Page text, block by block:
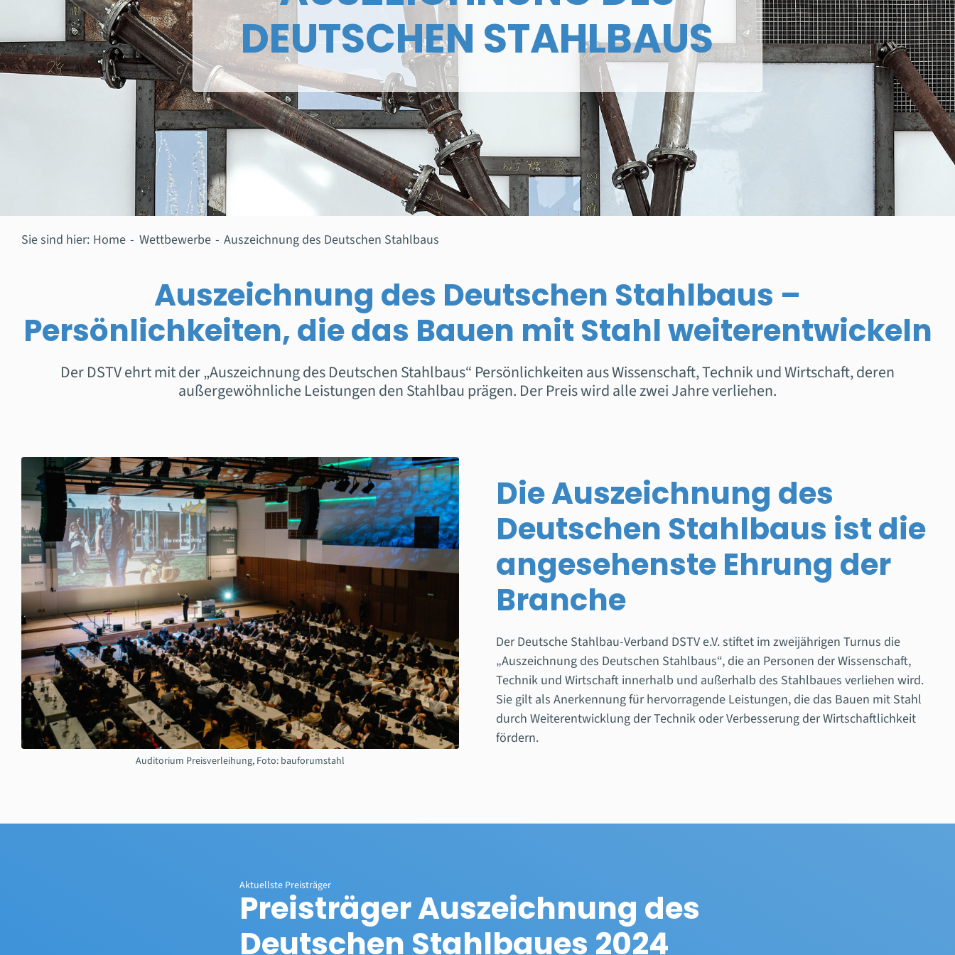
DEUTSCHEN STAHLBAUS
Sie sind hier: Home Wettbewerbe Auszeichnung des Deutschen Stahlbaus
Auszeichnung des Deutschen Stahlbaus –
Persönlichkeiten, die das Bauen mit Stahl weiterentwickeln
Der DSTV ehrt mit der „Auszeichnung des Deutschen Stahlbaus“ Persönlichkeiten aus Wissenschaft, Technik und Wirtschaft, deren
außergewöhnliche Leistungen den Stahlbau prägen. Der Preis wird alle zwei Jahre verliehen.
Auditorium Preisverleihung, Foto: bauforumstahl
Die Auszeichnung des
Deutschen Stahlbaus ist die
angesehenste Ehrung der
Branche
Der Deutsche Stahlbau-Verband DSTV e.V. stiftet im zweijährigen Turnus die
„Auszeichnung des Deutschen Stahlbaus“, die an Personen der Wissenschaft,
Technik und Wirtschaft innerhalb und außerhalb des Stahlbaues verliehen wird.
Sie gilt als Anerkennung für hervorragende Leistungen, die das Bauen mit Stahl
durch Weiterentwicklung der Technik oder Verbesserung der Wirtschaftlichkeit
fördern.
Aktuellste Preisträger
Preisträger Auszeichnung des
Deutschen Stahlbaues 2024